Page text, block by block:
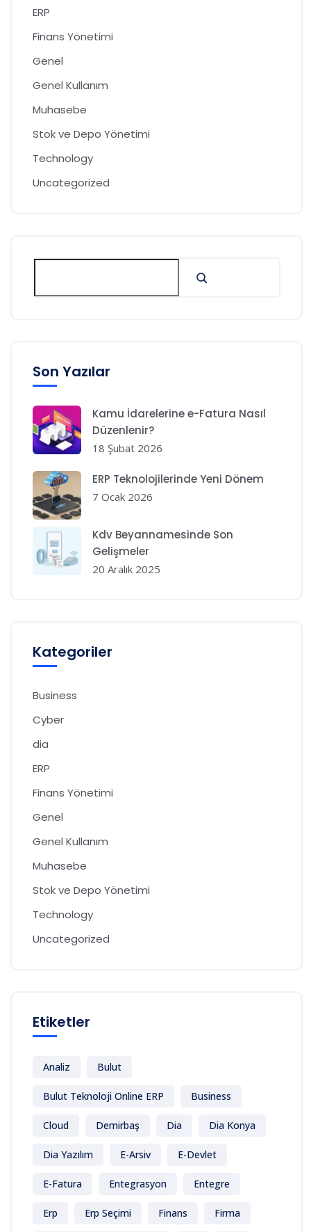
ERP
Finans Yönetimi
Genel
Genel Kullanım
Muhasebe
Stok ve Depo Yönetimi
Technology
Uncategorized
Son Yazılar
Kamu İdarelerine e-Fatura Nasıl
Düzenlenir?
18 Şubat 2026
ERP Teknolojilerinde Yeni Dönem
7 Ocak 2026
Kdv Beyannamesinde Son
Gelişmeler
20 Aralık 2025
Kategoriler
Business
Cyber
dia
ERP
Finans Yönetimi
Genel
Genel Kullanım
Muhasebe
Stok ve Depo Yönetimi
Technology
Uncategorized
Etiketler
Analiz Bulut
Bulut Teknoloji Online ERP Business
Cloud Demirbaş Dia Dia Konya
Dia Yazılım E-Arsiv E-Devlet
E-Fatura Entegrasyon Entegre
Erp Erp Seçimi Finans Firma